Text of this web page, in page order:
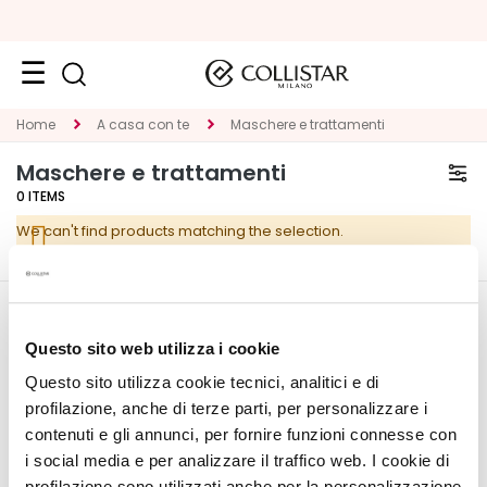
Questo sito web utilizza i cookie
Questo sito utilizza cookie tecnici, analitici e di
profilazione, anche di terze parti, per personalizzare i
contenuti e gli annunci, per fornire funzioni connesse con
i social media e per analizzare il traffico web. I cookie di
Face
C
A
T
E
G
Y
S
p
e
c
Home A casa con te Maschere e trattamenti
Maschere e trattamenti
0 ITEMS
We can't find products matching the selection.
Contact
Accessibility Statement
Address Book
My Orders
My Wishlist
My Returns